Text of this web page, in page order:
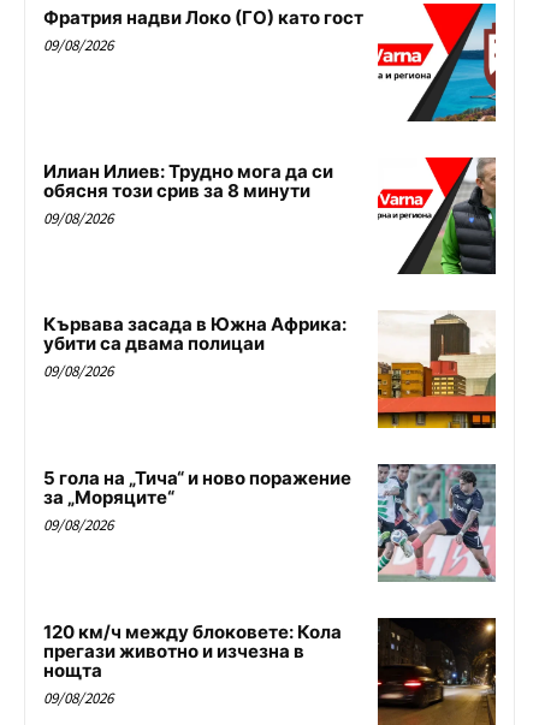
Фратрия надви Локо (ГО) като гост
09/08/2026
Илиан Илиев: Трудно мога да си
обясня този срив за 8 минути
09/08/2026
Кървава засада в Южна Африка:
убити са двама полицаи
09/08/2026
5 гола на „Тича“ и ново поражение
за „Моряците“
09/08/2026
120 км/ч между блоковете: Кола
прегази животно и изчезна в
нощта
09/08/2026